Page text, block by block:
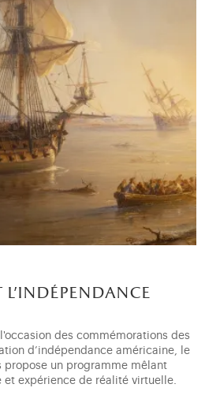
l'indépendance
des commémorations des
d’indépendance américaine, le
propose un programme mêlant
expérience de réalité virtuelle.